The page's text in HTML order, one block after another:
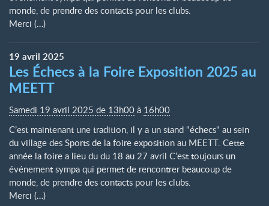
monde, de prendre des contacts pour les clubs.
Merci (…)
19 avril 2025
Les Échecs à la Foire Exposition 2025 au
MEETT
Samedi 19 avril 2025 de 13h00 à 16h00
C’est maintenant une tradition, il y a un stand "échecs" au sein
du village des Sports de la foire exposition au MEETT. Cette
année la foire a lieu du du 18 au 27 avril C’est toujours un
événement sympa qui permet de rencontrer beaucoup de
monde, de prendre des contacts pour les clubs.
Merci (…)